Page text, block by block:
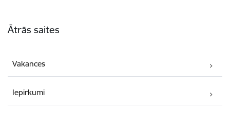
Ātrās saites
Vakances
Iepirkumi